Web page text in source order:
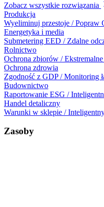
Zobacz wszystkie rozwiązania
Produkcja
Wyeliminuj przestoje / Popraw
Energetyka i media
Submetering EED / Zdalne
Rolnictwo
Ochrona zbiorów /
Ochrona zdrowia
Zgodność z GDP / Monitoring
Budownictwo
Raportowanie ESG /
Handel detaliczny
Warunki w sklepie /
Zasoby